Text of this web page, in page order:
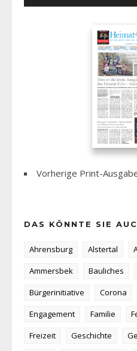
Vorherige Print-
DAS KÖNNTE SIE
Ahrensburg Alstertal
Ammersbek
Bauliches
Bürgerinitiative
Corona
Engagement
Familie
Freizeit
Geschichte